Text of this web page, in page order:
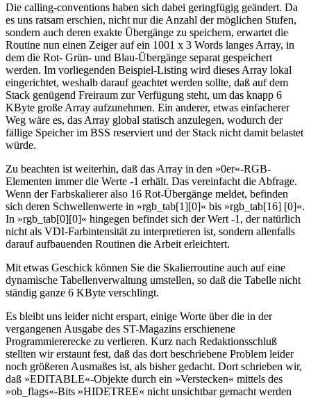
Die calling-conventions haben sich dabei geringfügig geändert. Da
es uns ratsam erschien, nicht nur die Anzahl der möglichen Stufen,
sondern auch deren exakte Übergänge zu speichern, erwartet die
Routine nun einen Zeiger auf ein 1001 x 3 Words langes Array, in
dem die Rot- Grün- und Blau-Übergänge separat gespeichert
werden. Im vorliegenden Beispiel-Listing wird dieses Array lokal
eingerichtet, weshalb darauf geachtet werden sollte, daß auf dem
Stack genügend Freiraum zur Verfügung steht, um das knapp 6
KByte große Array aufzunehmen. Ein anderer, etwas einfacherer
Weg wäre es, das Array global statisch anzulegen, wodurch der
fällige Speicher im BSS reserviert und der Stack nicht damit belastet
würde.
Zu beachten ist weiterhin, daß das Array in den »0er«-RGB-
Elementen immer die Werte -1 erhält. Das vereinfacht die Abfrage.
Wenn der Farbskalierer also 16 Rot-Übergänge meldet, befinden
sich deren Schwellenwerte in »rgb_tab[1][0]« bis »rgb_tab[16] [0]«.
In »rgb_tab[0][0]« hingegen befindet sich der Wert -1, der natürlich
nicht als VDI-Farbintensität zu interpretieren ist, sondern allenfalls
darauf aufbauenden Routinen die Arbeit erleichtert.
Mit etwas Geschick können Sie die Skalierroutine auch auf eine
dynamische Tabellenverwaltung umstellen, so daß die Tabelle nicht
ständig ganze 6 KByte verschlingt.
Es bleibt uns leider nicht erspart, einige Worte über die in der
vergangenen Ausgabe des ST-Magazins erschienene
Programmiererecke zu verlieren. Kurz nach Redaktionsschluß
stellten wir erstaunt fest, daß das dort beschriebene Problem leider
noch größeren Ausmaßes ist, als bisher gedacht. Dort schrieben wir,
daß »EDITABLE«-Objekte durch ein »Verstecken« mittels des
»ob_flags«-Bits »HIDETREE« nicht unsichtbar gemacht werden